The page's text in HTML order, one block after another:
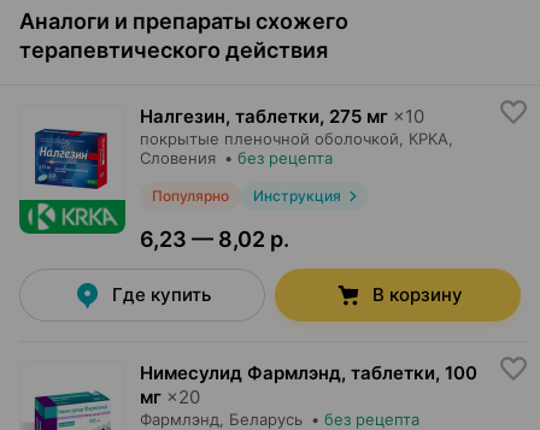
Аналоги и препараты схожего
терапевтического действия
Налгезин, таблетки, 275 мг ×10
покрытые пленочной оболочкой, КРКА
Словения • без рецепта
Популярно Инструкция
6,23 — 8,02 р.
Где купить В корзину
Нимесулид Фармлэнд, таблетки, 100
мг ×20
Фармлэнд , Беларусь • без рецепта